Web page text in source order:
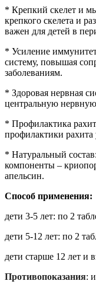
* Крепкий скелет и
крепкого скелета и
важен для детей в
* Усиление
систему, повышая
заболеваниям.
* Здоровая нервная
центральную нервную
* Профилактика
профилактики рахита
* Натуральный
компоненты –
апельсин.
Способ применения:
дети 3-5 лет: по 2
дети 5-12 лет: по 2
дети старше 12 лет и
Противопоказания: